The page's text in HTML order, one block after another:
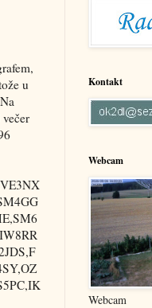
u
Kontakt
Webcam
Webcam